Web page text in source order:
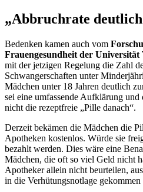
„Abbruchrate
Bedenken kamen auch vom
Frauengesundheit der Universität
mit der jetzigen Regelung die Zahl
Schwangerschaften unter
Mädchen unter 18 Jahren deutlich
sei eine umfassende Aufklärung
nicht die rezeptfreie „Pille danach“.
Derzeit bekämen die Mädchen die
Apotheken kostenlos. Würde sie
bezahlt werden. Dies wäre eine
Mädchen, die oft so viel Geld nicht
Apotheker allein nicht beurteilen,
in die Verhütungsnotlage gekommen